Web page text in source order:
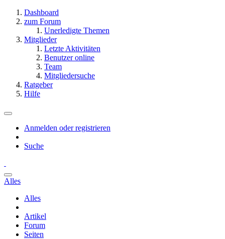
Dashboard
zum Forum
Unerledigte Themen
Mitglieder
Letzte Aktivitäten
Benutzer online
Team
Mitgliedersuche
Ratgeber
Hilfe
Anmelden oder registrieren
Suche
Alles
Alles
Artikel
Forum
Seiten